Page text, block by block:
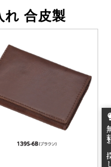
無
れ 合皮製